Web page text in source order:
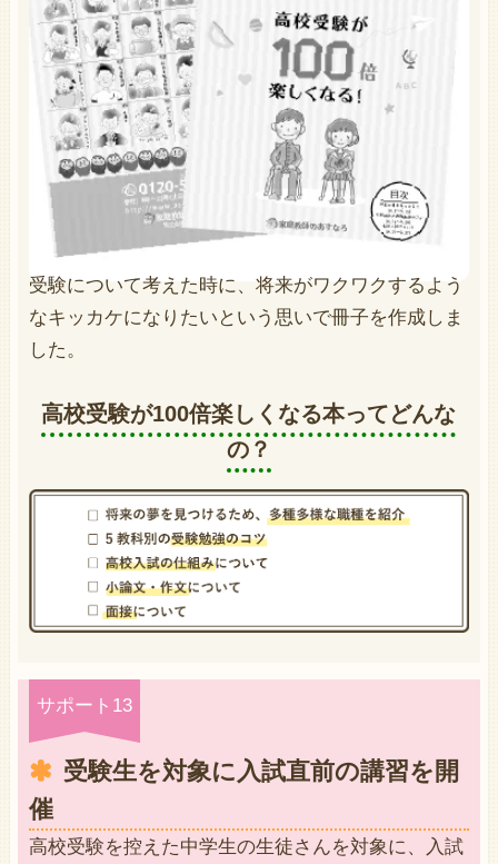
受験について考えた時に、将来がワクワクするよう
なキッカケになりたいという思いで冊子を作成しま
した。
高校受験が100倍楽しくなる本ってどんな
の？
サポート13
受験生を対象に入試直前の講習を開
催
高校受験を控えた中学生の生徒さんを対象に、入試